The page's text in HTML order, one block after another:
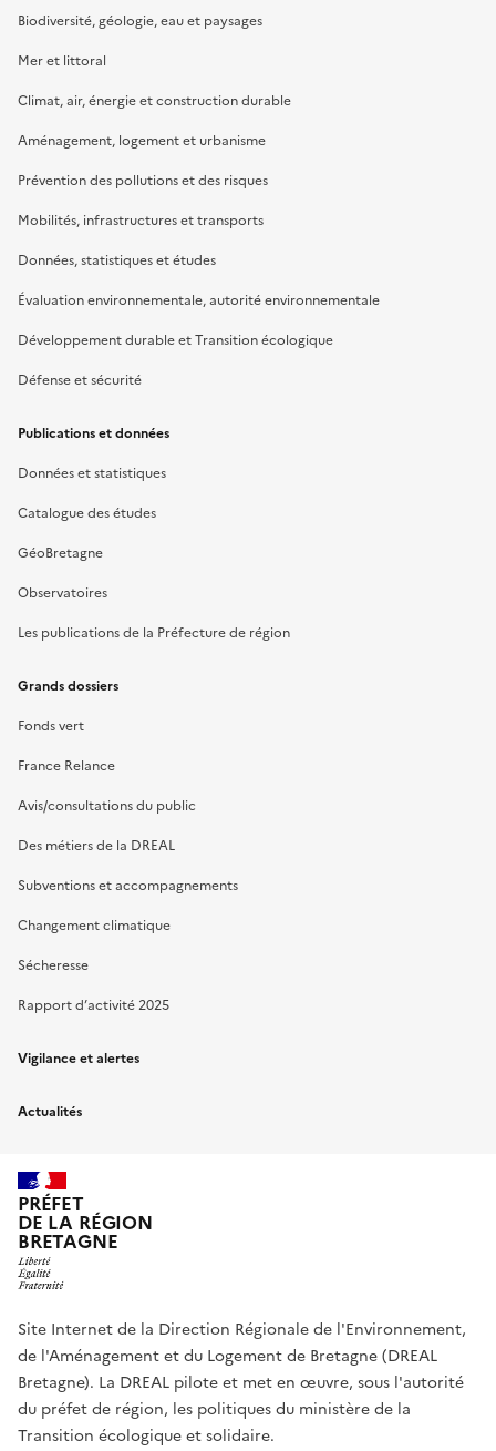
Biodiversité, géologie, eau et paysages
Mer et littoral
Climat, air, énergie et construction durable
Aménagement, logement et urbanisme
Prévention des pollutions et des risques
Mobilités, infrastructures et transports
Données, statistiques et études
Évaluation environnementale, autorité environnementale
Développement durable et Transition écologique
Défense et sécurité
Publications et données
Données et statistiques
Catalogue des études
GéoBretagne
Observatoires
Les publications de la Préfecture de région
Grands dossiers
Fonds vert
France Relance
Avis/consultations du public
Des métiers de la DREAL
Subventions et accompagnements
Changement climatique
Sécheresse
Rapport d’activité 2025
Vigilance et alertes
Actualités
PRÉFET
DE LA RÉGION
BRETAGNE
Site Internet de la Direction Régionale de l'Environnement,
de l'Aménagement et du Logement de Bretagne (DREAL
Bretagne). La DREAL pilote et met en œuvre, sous l'autorité
du préfet de région, les politiques du ministère de la
Transition écologique et solidaire.